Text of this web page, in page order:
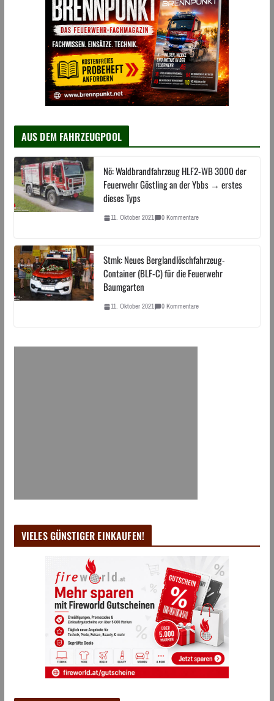
AUS DEM FAHRZEUGPOOL
Nö: Waldbrandfahrzeug HLF2-WB 3000 der
Feuerwehr Göstling an der Ybbs → erstes
dieses Typs
11. Oktober 2021 0 Kommentare
Stmk: Neues Berglandlöschfahrzeug-
Container (BLF-C) für die Feuerwehr
Baumgarten
11. Oktober 2021 0 Kommentare
VIELES GÜNSTIGER EINKAUFEN!